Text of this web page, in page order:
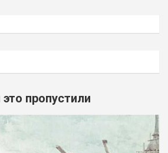
пропустили